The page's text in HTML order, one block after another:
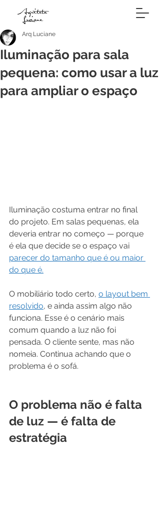
Iluminação para sala
pequena: como usar a luz
para ampliar o espaço
Arq Luciane
Iluminação costuma entrar no final
do projeto. Em salas pequenas, ela
deveria entrar no começo — porque
é ela que decide se o espaço vai
parecer do tamanho que é ou maior
do que é.
O mobiliário todo certo, o layout bem
resolvido, e ainda assim algo não
funciona. Esse é o cenário mais
comum quando a luz não foi
pensada. O cliente sente, mas não
nomeia. Continua achando que o
problema é o sofá.
O problema não é falta
de luz — é falta de
estratégia